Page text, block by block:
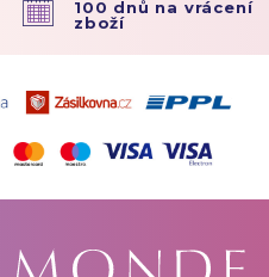
100 dnů na vrácení
zboží